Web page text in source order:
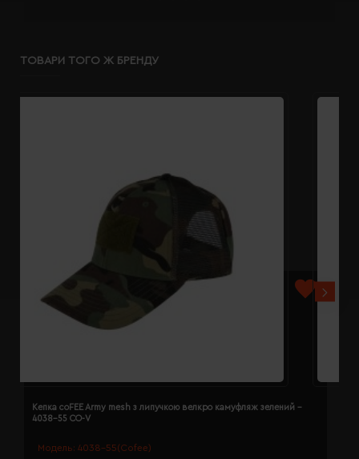
ТОВАРИ ТОГО Ж БРЕНДУ
Модель: 4038-55(Cofee)
Кепка coFEE Army mesh з липучкою велкро камуфляж зелений -
4038-55 CO-V